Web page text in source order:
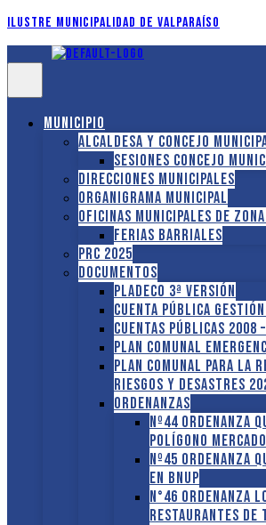
Ilustre Municipalidad de Valparaíso
Municipio
Alcaldesa y Concejo
Sesiones Concejo
Direcciones municipales
Organigrama Municipal
Oficinas Municipales de Zona
Ferias Barriales
PRC 2025
Documentos
PLADECO 3ª VERSIÓN
CUENTA PÚBLICA
Cuentas Públicas 2008
PLAN COMUNAL
PLAN COMUNAL PARA LA
RIESGOS Y DESASTRES
ORDENANZAS
Nº44
Polígono
Nº45 Ordenanza
en BNUP
N°46 Ordenanza
restaurantes de